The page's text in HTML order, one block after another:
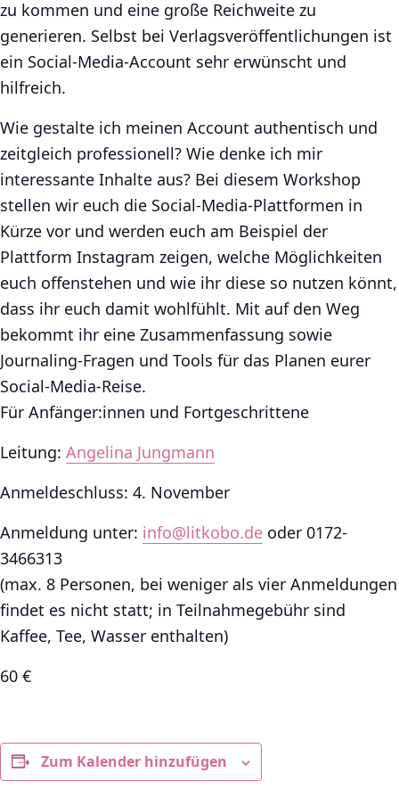
zu kommen und eine große Reichweite zu
generieren. Selbst bei Verlagsveröffentlichungen ist
ein Social-Media-Account sehr erwünscht und
hilfreich.
Wie gestalte ich meinen Account authentisch und
zeitgleich professionell? Wie denke ich mir
interessante Inhalte aus? Bei diesem Workshop
stellen wir euch die Social-Media-Plattformen in
Kürze vor und werden euch am Beispiel der
Plattform Instagram zeigen, welche Möglichkeiten
euch offenstehen und wie ihr diese so nutzen könnt,
dass ihr euch damit wohlfühlt. Mit auf den Weg
bekommt ihr eine Zusammenfassung sowie
Journaling-Fragen und Tools für das Planen eurer
Social-Media-Reise.
Für Anfänger:innen und Fortgeschrittene
Leitung: Angelina Jungmann
Anmeldeschluss: 4. November
Anmeldung unter: info@litkobo.de oder 0172-
3466313
(max. 8 Personen, bei weniger als vier Anmeldungen
findet es nicht statt; in Teilnahmegebühr sind
Kaffee, Tee, Wasser enthalten)
60 €
Zum Kalender hinzufügen